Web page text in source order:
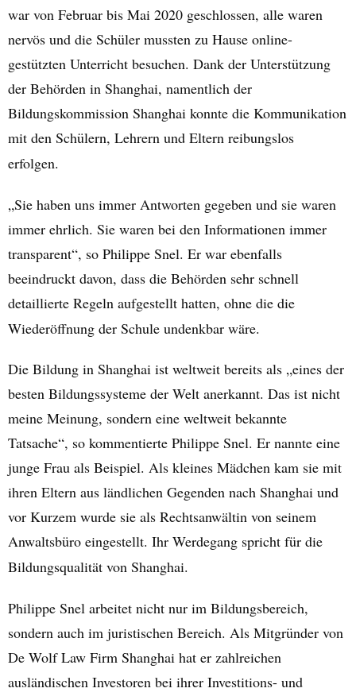
war von Februar bis Mai 2020 geschlossen, alle waren
nervös und die Schüler mussten zu Hause online-
gestützten Unterricht besuchen. Dank der Unterstützung
der Behörden in Shanghai, namentlich der
Bildungskommission Shanghai konnte die Kommunikation
mit den Schülern, Lehrern und Eltern reibungslos
erfolgen.
„Sie haben uns immer Antworten gegeben und sie waren
immer ehrlich. Sie waren bei den Informationen immer
transparent“, so Philippe Snel. Er war ebenfalls
beeindruckt davon, dass die Behörden sehr schnell
detaillierte Regeln aufgestellt hatten, ohne die die
Wiederöffnung der Schule undenkbar wäre.
Die Bildung in Shanghai ist weltweit bereits als „eines der
besten Bildungssysteme der Welt anerkannt. Das ist nicht
meine Meinung, sondern eine weltweit bekannte
Tatsache“, so kommentierte Philippe Snel. Er nannte eine
junge Frau als Beispiel. Als kleines Mädchen kam sie mit
ihren Eltern aus ländlichen Gegenden nach Shanghai und
vor Kurzem wurde sie als Rechtsanwältin von seinem
Anwaltsbüro eingestellt. Ihr Werdegang spricht für die
Bildungsqualität von Shanghai.
Philippe Snel arbeitet nicht nur im Bildungsbereich,
sondern auch im juristischen Bereich. Als Mitgründer von
De Wolf Law Firm Shanghai hat er zahlreichen
ausländischen Investoren bei ihrer Investitions- und